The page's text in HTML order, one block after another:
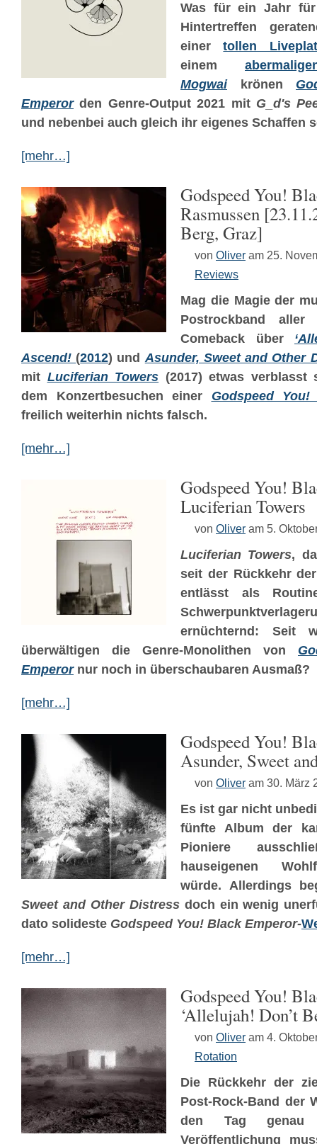
Was für ein Jahr
Hintertreffen
einertollen
einem
Mogwaikrönen
Emperorden Genre-Output 2021 mit G_d's
und nebenbei auch gleich ihr eigenes Schaffen
[mehr…]
Godspeed You!
Rasmussen
Berg, Graz]
von Oliver am 25.
Reviews
Mag die Magie der
Postrockband
Comeback über
Ascend! (2012) undAsunder, Sweet and Other
mit Luciferian Towers (2017) etwas
dem Konzertbesuchen einer Godspeed
freilich weiterhin nichts falsch.
[mehr…]
Godspeed You!
Luciferian Towers
von Oliver am 5.
Luciferian Towers,
seit der Rückkehr
entlässt als
ernüchternd: Seit
überwältigen die Genre-Monolithen von
Emperornur noch in überschaubaren Ausmaß?
[mehr…]
Godspeed You!
Asunder, Sweet
von Oliver am 30. März
Es ist gar nicht
fünfte Album der
Pioniere
hauseigenen
würde. Allerdings
Sweet and Other Distressdoch ein wenig
dato solideste Godspeed You! Black Emperor-
[mehr…]
Godspeed You!
‘Allelujah! Don’t
von Oliver am 4.
Rotation
Die Rückkehr der
Post-Rock-Band der
den Tag
Veröffentlichung